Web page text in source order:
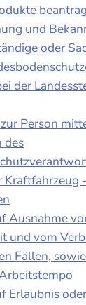
und
oder
der
Person
des
Kraftfahrzeug
Ausnahme
und vom
Fällen,
Erlaubnis